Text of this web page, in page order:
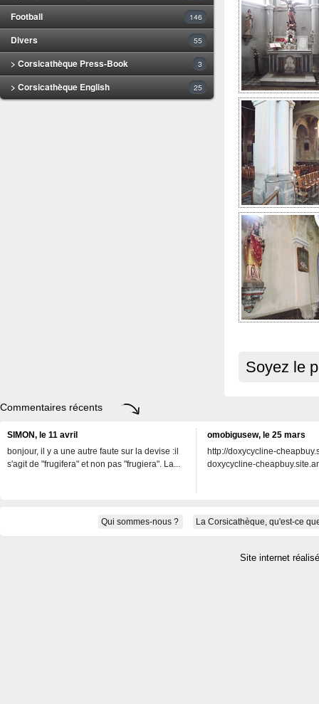
Football 146
Divers 55
> Corsicathèque Press-Book 3
> Corsicathèque English 25
Soyez le
Commentaires récents
SIMON, le 11 avril
bonjour, il y a une autre faute sur la devise :il
s'agit de "frugifera" et non pas "frugiera". La...
omobigusew, le 25 mars
http://doxycycline-
doxycycline-
Qui sommes-nous ? La Corsicathèque, qu'est-ce
Site internet